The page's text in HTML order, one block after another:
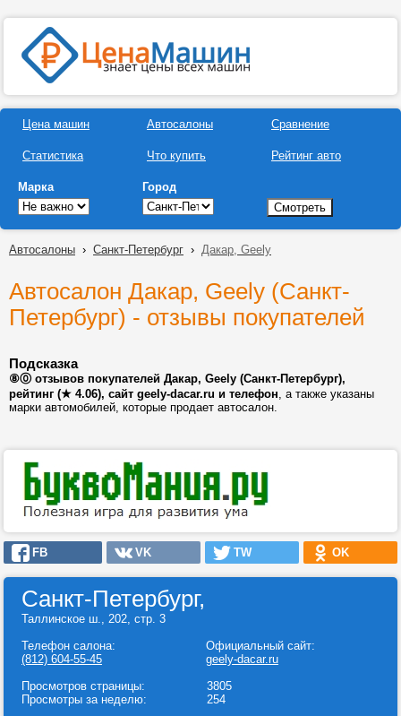
Цена машин
Статистика
Автосалоны
Что купить
Сравнение
Рейтинг авто
Марка Город
Автосалоны › Санкт-Петербург › Дакар, Geely
Автосалон Дакар, Geely (Санкт-
Петербург) - отзывы покупателей
Подсказка
⑧⓪ отзывов покупателей Дакар, Geely (Санкт-Петербург),
рейтинг (★ 4.06), сайт geely-dacar.ru и телефон, а также указаны
марки автомобилей, которые продает автосалон.
FB VK TW OK
Санкт-Петербург,
Таллинское ш., 202, стр. 3
Телефон салона:
(812) 604-55-45
Официальный сайт:
geely-dacar.ru
Просмотров страницы:
Просмотры за неделю:
3805
254